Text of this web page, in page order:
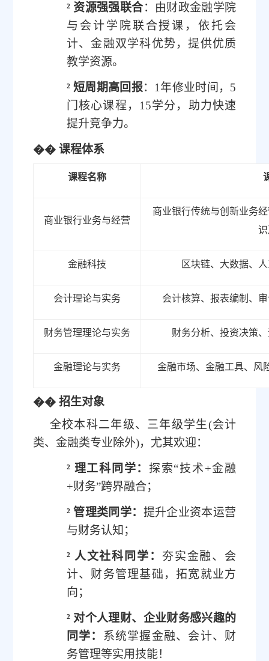
² 资源强强联合：由财政金融学院
与会计学院联合授课，依托会
计、金融双学科优势，提供优质
教学资源。
²短周期高回报： 1年修业时间，5
门核心课程，15学分，助力快速
提升竞争力。
�� 课程体系
课程名称
商业银行业务与经营
商业银行传统与创新业务
金融科技 区块链、大数据、
会计理论与实务 会计核算、报表编制、
财务管理理论与实务 财务分析、投资决策
金融理论与实务 金融市场、金融工具、风
�� 招生对象
全校本科二年级、三年级学生(会计
类、金融类专业除外)，尤其欢迎：
² 理工科同学： 探索“技术+金融
+财务”跨界融合；
²管理类同学： 提升企业资本运营
与财务认知；
² 人文社科同学： 夯实金融、会
计、财务管理基础，拓宽就业方
向；
² 对个人理财、企业财务感兴趣的
同学：
系统掌握金融、会计、财
务管理等实用技能！